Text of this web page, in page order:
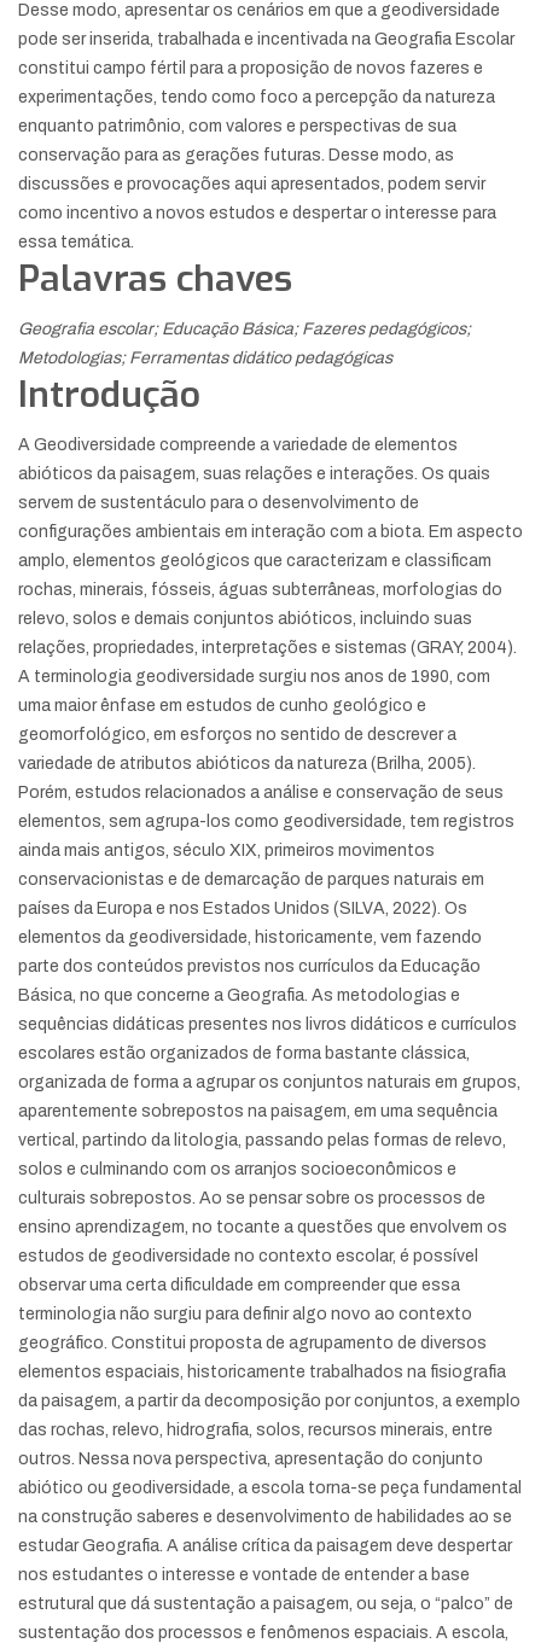
Desse modo, apresentar os cenários em que a geodiversidade
pode ser inserida, trabalhada e incentivada na Geografia Escolar
constitui campo fértil para a proposição de novos fazeres e
experimentações, tendo como foco a percepção da natureza
enquanto patrimônio, com valores e perspectivas de sua
conservação para as gerações futuras. Desse modo, as
discussões e provocações aqui apresentados, podem servir
como incentivo a novos estudos e despertar o interesse para
essa temática.
Palavras chaves
Geografia escolar; Educação Básica; Fazeres pedagógicos;
Metodologias; Ferramentas didático pedagógicas
Introdução
A Geodiversidade compreende a variedade de elementos
abióticos da paisagem, suas relações e interações. Os quais
servem de sustentáculo para o desenvolvimento de
configurações ambientais em interação com a biota. Em aspecto
amplo, elementos geológicos que caracterizam e classificam
rochas, minerais, fósseis, águas subterrâneas, morfologias do
relevo, solos e demais conjuntos abióticos, incluindo suas
relações, propriedades, interpretações e sistemas (GRAY, 2004).
A terminologia geodiversidade surgiu nos anos de 1990, com
uma maior ênfase em estudos de cunho geológico e
geomorfológico, em esforços no sentido de descrever a
variedade de atributos abióticos da natureza (Brilha, 2005).
Porém, estudos relacionados a análise e conservação de seus
elementos, sem agrupa-los como geodiversidade, tem registros
ainda mais antigos, século XIX, primeiros movimentos
conservacionistas e de demarcação de parques naturais em
países da Europa e nos Estados Unidos (SILVA, 2022). Os
elementos da geodiversidade, historicamente, vem fazendo
parte dos conteúdos previstos nos currículos da Educação
Básica, no que concerne a Geografia. As metodologias e
sequências didáticas presentes nos livros didáticos e currículos
escolares estão organizados de forma bastante clássica,
organizada de forma a agrupar os conjuntos naturais em grupos,
aparentemente sobrepostos na paisagem, em uma sequência
vertical, partindo da litologia, passando pelas formas de relevo,
solos e culminando com os arranjos socioeconômicos e
culturais sobrepostos. Ao se pensar sobre os processos de
ensino aprendizagem, no tocante a questões que envolvem os
estudos de geodiversidade no contexto escolar, é possível
observar uma certa dificuldade em compreender que essa
terminologia não surgiu para definir algo novo ao contexto
geográfico. Constitui proposta de agrupamento de diversos
elementos espaciais, historicamente trabalhados na fisiografia
da paisagem, a partir da decomposição por conjuntos, a exemplo
das rochas, relevo, hidrografia, solos, recursos minerais, entre
outros. Nessa nova perspectiva, apresentação do conjunto
abiótico ou geodiversidade, a escola torna-se peça fundamental
na construção saberes e desenvolvimento de habilidades ao se
estudar Geografia. A análise crítica da paisagem deve despertar
nos estudantes o interesse e vontade de entender a base
estrutural que dá sustentação a paisagem, ou seja, o “palco” de
sustentação dos processos e fenômenos espaciais. A escola,